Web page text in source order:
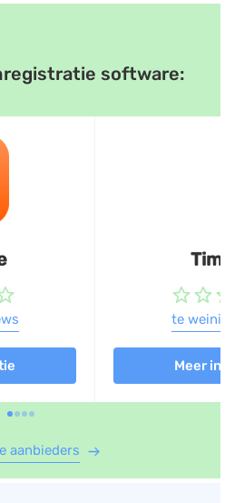
software:
te
Meer
aanbieders